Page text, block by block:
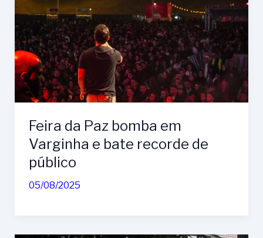
Feira da Paz bomba em
Varginha e bate recorde de
público
05/08/2025